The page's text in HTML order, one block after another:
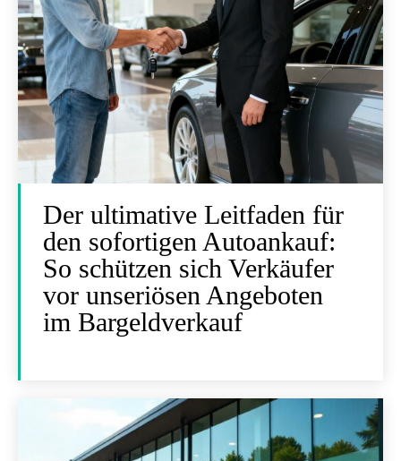
Der ultimative Leitfaden für
den sofortigen Autoankauf:
So schützen sich Verkäufer
vor unseriösen Angeboten
im Bargeldverkauf